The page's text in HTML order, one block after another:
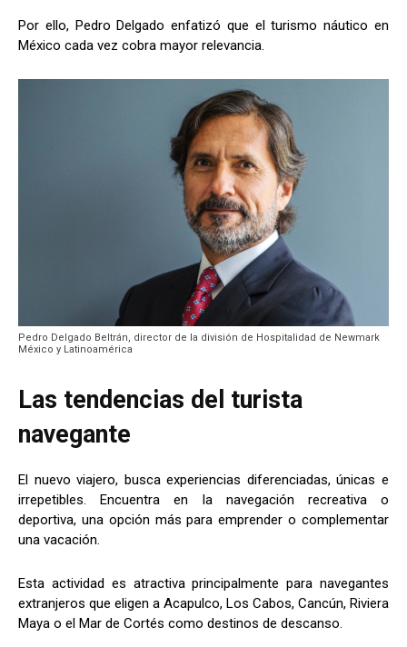
Por ello, Pedro Delgado enfatizó que el turismo náutico en
México cada vez cobra mayor relevancia.
Pedro Delgado Beltrán, director de la división de Hospitalidad de Newmark
México y Latinoamérica
Las tendencias del turista
navegante
El nuevo viajero, busca experiencias diferenciadas, únicas e
irrepetibles. Encuentra en la navegación recreativa o
deportiva, una opción más para emprender o complementar
una vacación.
Esta actividad es atractiva principalmente para navegantes
extranjeros que eligen a Acapulco, Los Cabos, Cancún, Riviera
Maya o el Mar de Cortés como destinos de descanso.